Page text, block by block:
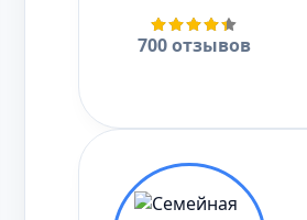
700 отзывов